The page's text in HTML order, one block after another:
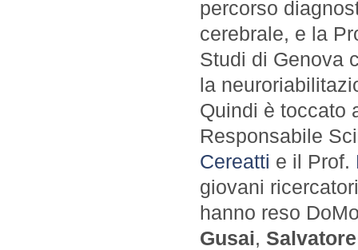
percorso
cerebrale, e la
Studi di Genova
la
Quindi è toccato
Responsabile
Cereatti e il Prof.
giovani
hanno reso
Gusai,